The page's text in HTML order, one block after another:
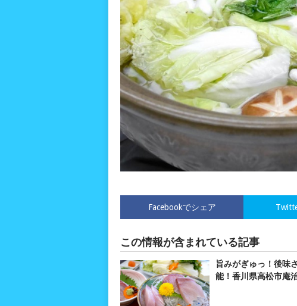
Facebookでシェア
この情報が含まれている記事
旨みがぎゅっ！後味
能！香川県高松市庵